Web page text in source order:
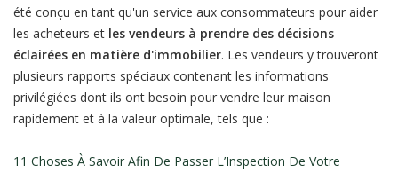
été conçu en tant qu'un service aux consommateurs pour aider
les acheteurs et les vendeurs à prendre des décisions
éclairées en matière d'immobilier. Les vendeurs y trouveront
plusieurs rapports spéciaux contenant les informations
privilégiées dont ils ont besoin pour vendre leur maison
rapidement et à la valeur optimale, tels que :
11 Choses À Savoir Afin De Passer L’Inspection De Votre